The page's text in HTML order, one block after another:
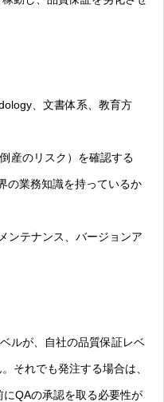
、文書体系、教育方
産のリスク）を確認する
の業務知識を持っているか
ンテナンス、バージョンア
ルが、自社の品質保証レベ
それでも発注する場合は、
QAの承認を取る必要性が